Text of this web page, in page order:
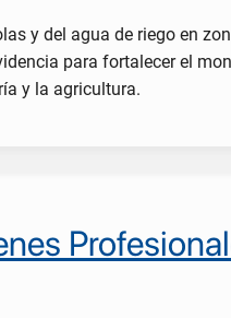
y del agua de riego en
para fortalecer el
y la agricultura.